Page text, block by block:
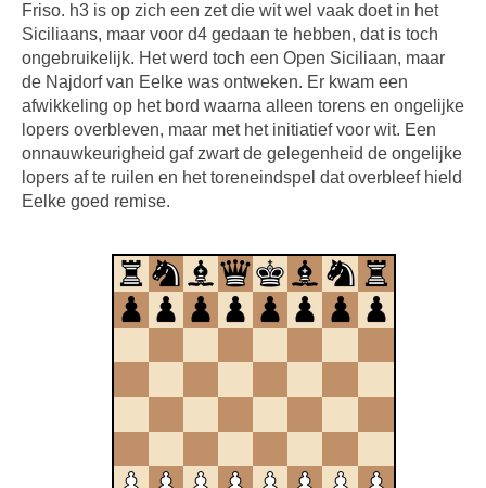
Friso. h3 is op zich een zet die wit wel vaak doet in het
Siciliaans, maar voor d4 gedaan te hebben, dat is toch
ongebruikelijk. Het werd toch een Open Siciliaan, maar
de Najdorf van Eelke was ontweken. Er kwam een
afwikkeling op het bord waarna alleen torens en ongelijke
lopers overbleven, maar met het initiatief voor wit. Een
onnauwkeurigheid gaf zwart de gelegenheid de ongelijke
lopers af te ruilen en het toreneindspel dat overbleef hield
Eelke goed remise.